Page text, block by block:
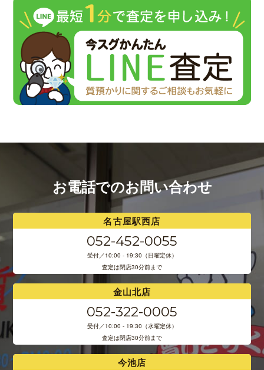
お電話でのお問い合わせ
名古屋駅西店
052-452-0055
受付／10:00 - 19:30（日曜定休）
査定は閉店30分前まで
金山北店
052-322-0005
受付／10:00 - 19:30（水曜定休）
査定は閉店30分前まで
今池店